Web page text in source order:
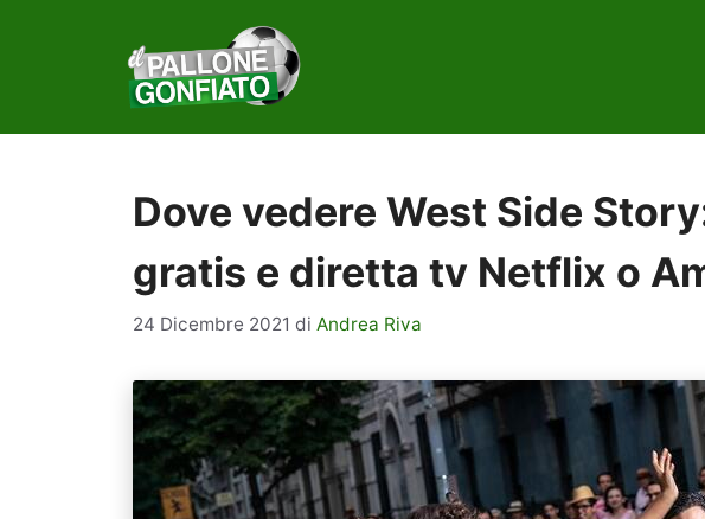
Dove vedere West Side
gratis e diretta tv Netflix o
24 Dicembre 2021 di Andrea Riva